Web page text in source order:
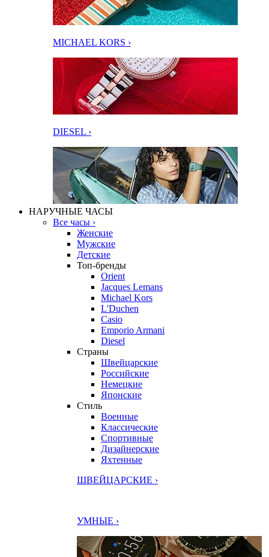
MICHAEL KORS ›
DIESEL ›
НАРУЧНЫЕ ЧАСЫ
Все часы ›
Женские
Мужские
Детские
Топ-бренды
Orient
Jacques Lemans
Michael Kors
L'Duchen
Casio
Emporio Armani
Diesel
Страны
Швейцарские
Российские
Немецкие
Японские
Стиль
Военные
Классические
Спортивные
Дизайнерские
Яхтенные
ШВЕЙЦАРСКИЕ ›
УМНЫЕ ›